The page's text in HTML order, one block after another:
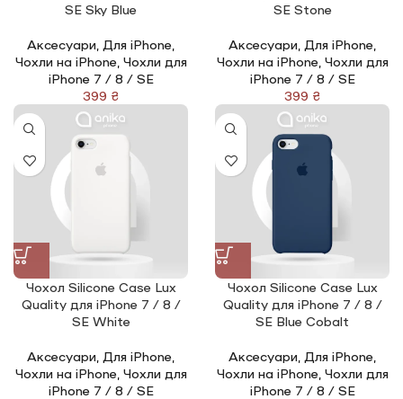
SE Sky Blue
Аксесуари Для iPhone
Чохли на iPhone, Чохли для
iPhone 7 / 8 / SE
₴
SE Stone
Аксесуари Для iPhone
Чохли на iPhone, Чохли для
iPhone 7 / 8 / SE
₴
Чохол Silicone Сase Lux
Quality для iPhone 7 / 8 /
SE White
Аксесуари Для iPhone
Чохли на iPhone, Чохли для
iPhone 7 / 8 / SE
Чохол Silicone Сase Lux
Quality для iPhone 7 / 8 /
SE Blue Cobalt
Аксесуари Для iPhone
Чохли на iPhone, Чохли для
iPhone 7 / 8 / SE